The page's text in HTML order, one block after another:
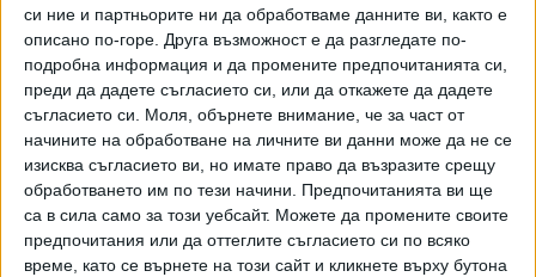
си ние и партньорите ни да обработваме данните ви, както е
описано по-горе. Друга възможност е да разгледате по-
подробна информация и да промените предпочитанията си,
преди да дадете съгласието си, или да откажете да дадете
съгласието си.
Моля, обърнете внимание, че за част от
начините на обработване на личните ви данни може да не се
изисква съгласието ви, но имате право да възразите срещу
обработването им по тези начини. Предпочитанията ви ще
са в сила само за този уебсайт. Можете да промените своите
предпочитания или да оттеглите съгласието си по всяко
време, като се върнете на този сайт и кликнете върху бутона
КНСБ и АИКБ предлагат още в Кодекса на труда да се
разпишат правила и за дистанционната работа.
"Нашият закон, дори и да е транспонирал европейското
рамково споразумение за работа от разстояние, трябва
да бъде актуализиран и в него да се запишат по-актуални
права и задължения - както за работниците, така и за
работодателите", обясни пред БНР националният
секретар на КНСБ Величка Микова.